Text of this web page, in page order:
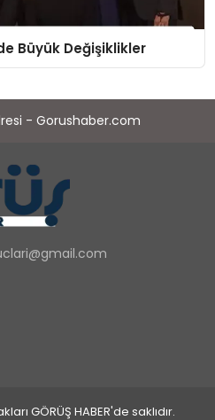
Büyük Değişiklikler
- Gorushaber.com
GÖRÜŞ HABER'de saklıdır.